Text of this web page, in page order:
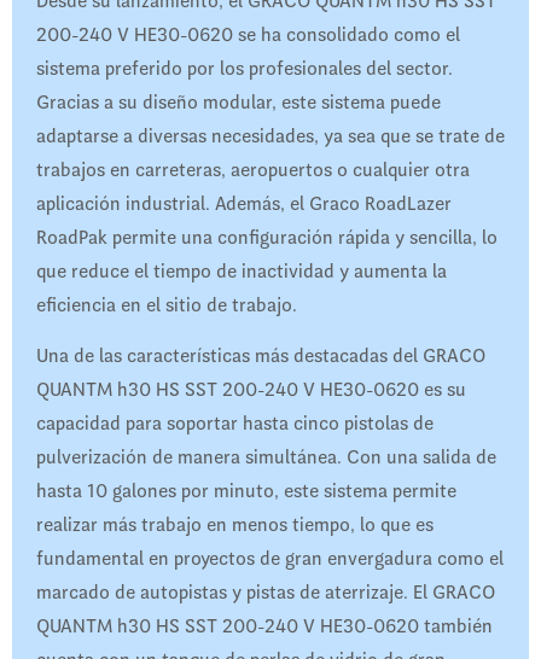
200-240 V HE30-0620 se ha consolidado como el
sistema preferido por los profesionales del sector.
Gracias a su diseño modular, este sistema puede
adaptarse a diversas necesidades, ya sea que se trate de
trabajos en carreteras, aeropuertos o cualquier otra
aplicación industrial. Además, el Graco RoadLazer
RoadPak permite una configuración rápida y sencilla, lo
que reduce el tiempo de inactividad y aumenta la
eficiencia en el sitio de trabajo.
Una de las características más destacadas del GRACO
QUANTM h30 HS SST 200-240 V HE30-0620 es su
capacidad para soportar hasta cinco pistolas de
pulverización de manera simultánea. Con una salida de
hasta 10 galones por minuto, este sistema permite
realizar más trabajo en menos tiempo, lo que es
fundamental en proyectos de gran envergadura como el
marcado de autopistas y pistas de aterrizaje. El GRACO
QUANTM h30 HS SST 200-240 V HE30-0620 también